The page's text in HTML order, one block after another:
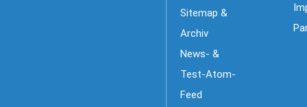
Sitemap &
Archiv
News- &
Test-Atom-
Feed